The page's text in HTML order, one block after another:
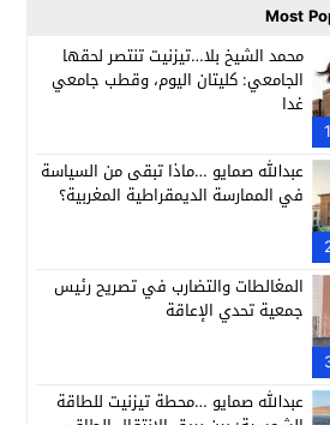
Most
1
محمد الشيخ بلا…تيزنيت تنتصر لحقها
الجامعي: كليتان اليوم، وقطب جامعي
غدا
عبدالله صمايو …ماذا تبقى من السياسة
في الممارسة الديمقراطية المغربية؟
المغالطات والتضارب في تصريح رئيس
جمعية تحدي الإعاقة
عبدالله صمايو …محطة تيزنيت للطاقة